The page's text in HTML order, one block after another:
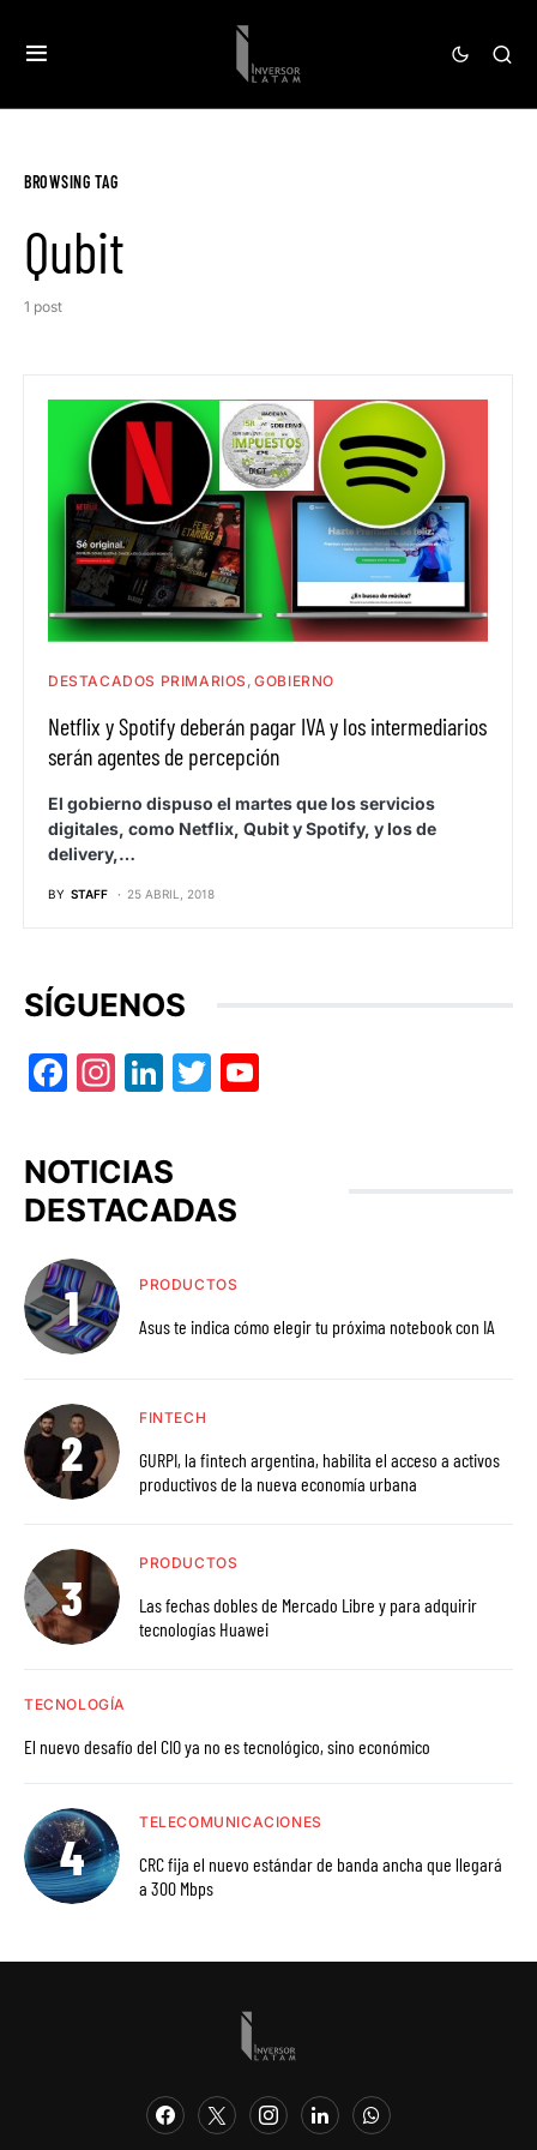
BROWSING TAG
Qubit
1 post
DESTACADOS PRIMARIOS GOBIERNO
Netflix y Spotify deberán pagar IVA y los intermediarios
serán agentes de percepción
El gobierno dispuso el martes que los servicios
digitales, como Netflix, Qubit y Spotify, y los de
delivery,…
BY STAFF 25 ABRIL, 2018
SÍGUENOS
Facebook
Instagram
LinkedIn
Twitter
NOTICIAS
DESTACADAS
PRODUCTOS
Asus te indica cómo elegir tu próxima notebook con IA
FINTECH
GURPI, la fintech argentina, habilita el acceso a activos
productivos de la nueva economía urbana
PRODUCTOS
Las fechas dobles de Mercado Libre y para adquirir
tecnologías Huawei
TECNOLOGÍA
El nuevo desafío del CIO ya no es tecnológico, sino económico
TELECOMUNICACIONES
CRC fija el nuevo estándar de banda ancha que llegará
a 300 Mbps